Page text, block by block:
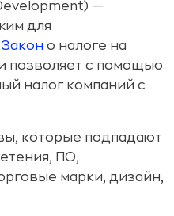
—
для
Закон о налоге на
позволяет с помощью
налог компаний с
которые подпадают
ПО,
марки, дизайн,